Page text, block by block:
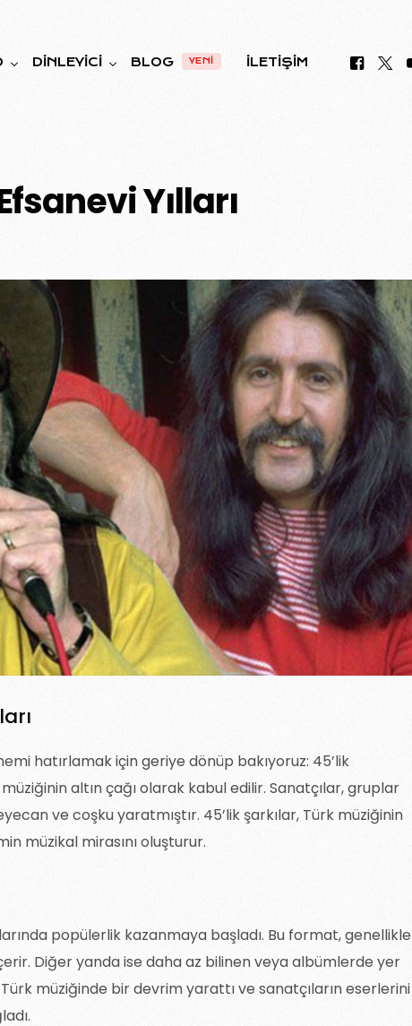
FREKANSLAR
DINLEYICI
OYUNLAR
BLOG YENİ İLETIŞIM
Yılları
hatırlamak için geriye dönüp bakıyoruz: 45’lik
müziğinin altın çağı olarak kabul edilir. Sanatçılar, gruplar
ve coşku yaratmıştır. 45’lik şarkılar, Türk müziğinin
müzikal mirasını oluşturur.
popülerlik kazanmaya başladı. Bu format, genellikle
Diğer yanda ise daha az bilinen veya albümlerde yer
müziğinde bir devrim yarattı ve sanatçıların eserlerini